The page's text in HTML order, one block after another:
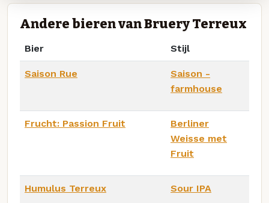
Andere bieren van Bruery Terreux
Bier Stijl
Saison Rue
Saison -
farmhouse
Frucht: Passion Fruit
Berliner
Weisse met
Fruit
Humulus Terreux Sour IPA